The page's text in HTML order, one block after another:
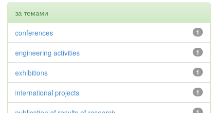
за темами
1
conferences
1
engineering activities
1
exhibitions
1
international projects